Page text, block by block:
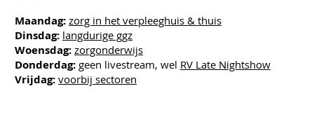
Maandag: zorg in het verpleeghuis & thuis
Dinsdag: langdurige ggz
Woensdag: zorgonderwijs
Donderdag: geen livestream, wel RV Late Nightshow
Vrijdag: voorbij sectoren